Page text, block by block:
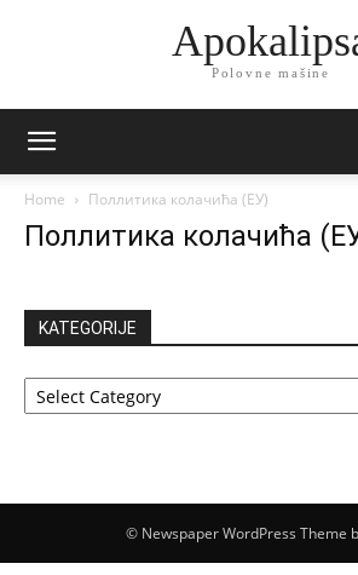
Polovne mašine
Home Поллитика колачића (ЕУ)
Поллитика колачића
KATEGORIJE
KATEGORIJE
© Newspaper WordPress Theme